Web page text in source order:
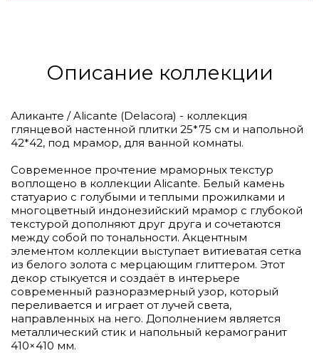
Описание коллекции
Аликанте / Alicante (Delacora) - коллекция
глянцевой настенной плитки 25*75 см и напольной
42*42, под мрамор, для ванной комнаты.
Современное прочтение мраморных текстур
воплощено в коллекции Alicante. Белый камень
статуарио с голубыми и теплыми прожилками и
многоцветный индонезийский мрамор с глубокой
текстурой дополняют друг друга и сочетаются
между собой по тональности. Акцентным
элементом коллекции выступает витиеватая сетка
из белого золота с мерцающим глиттером. Этот
декор стыкуется и создаёт в интерьере
современный разноразмерный узор, который
переливается и играет от лучей света,
направленных на него. Дополнением является
металлический стик и напольный керамогранит
410×410 мм.